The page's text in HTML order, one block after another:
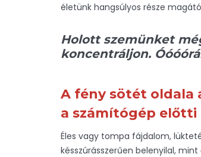
életünk hangsúlyos része
Holott szemünket
koncentráljon.
A fény sötét oldala
a számítógép előtti
Éles vagy tompa fájdalom,
késszúrásszerűen belenyilal,